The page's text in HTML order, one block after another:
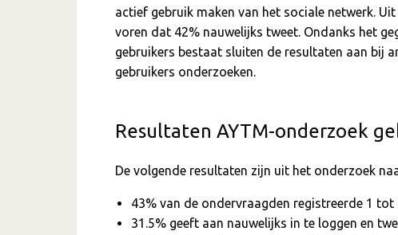
actief gebruik maken van het sociale netwerk.
voren dat 42% nauwelijks tweet. Ondanks het
gebruikers bestaat sluiten de resultaten aan bij
gebruikers onderzoeken.
Resultaten AYTM-onderzoek
De volgende resultaten zijn uit het onderzoek
43% van de ondervraagden registreerde 1
31.5% geeft aan nauwelijks in te loggen en